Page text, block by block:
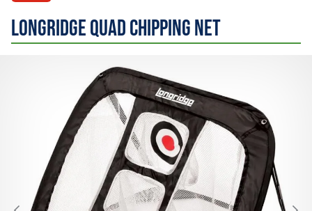
Longridge Quad Chipping Net